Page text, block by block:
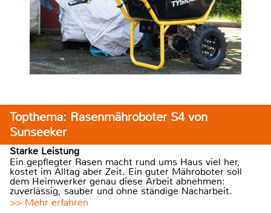
Topthema: Rasenmähroboter S4 von
Sunseeker
Starke Leistung
Ein gepflegter Rasen macht rund ums Haus viel her,
kostet im Alltag aber Zeit. Ein guter Mähroboter soll
dem Heimwerker genau diese Arbeit abnehmen:
zuverlässig, sauber und ohne ständige Nacharbeit.
>> Mehr erfahren